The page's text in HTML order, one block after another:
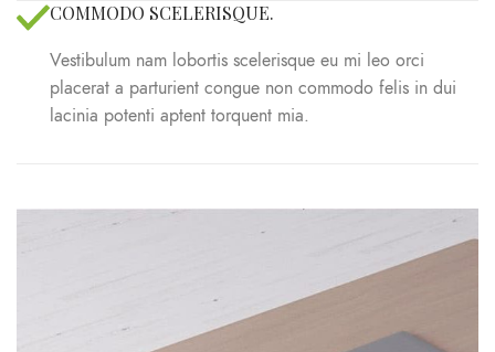
COMMODO SCELERISQUE.
Vestibulum nam lobortis scelerisque eu mi leo orci
placerat a parturient congue non commodo felis in dui
lacinia potenti aptent torquent mia.